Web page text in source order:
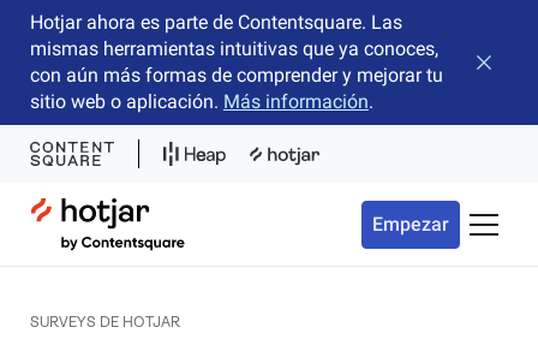
Hotjar ahora es parte de Contentsquare. Las
mismas herramientas intuitivas que ya conoces,
con aún más formas de comprender y mejorar tu
sitio web o aplicación. Más información.
Cerrar
Hotjar Logo
Empezar Menú
SURVEYS DE HOTJAR